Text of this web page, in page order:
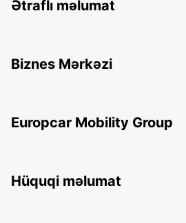
Ətraflı məlumat
Biznes Mərkəzi
Europcar Mobility Group
Hüquqi məlumat